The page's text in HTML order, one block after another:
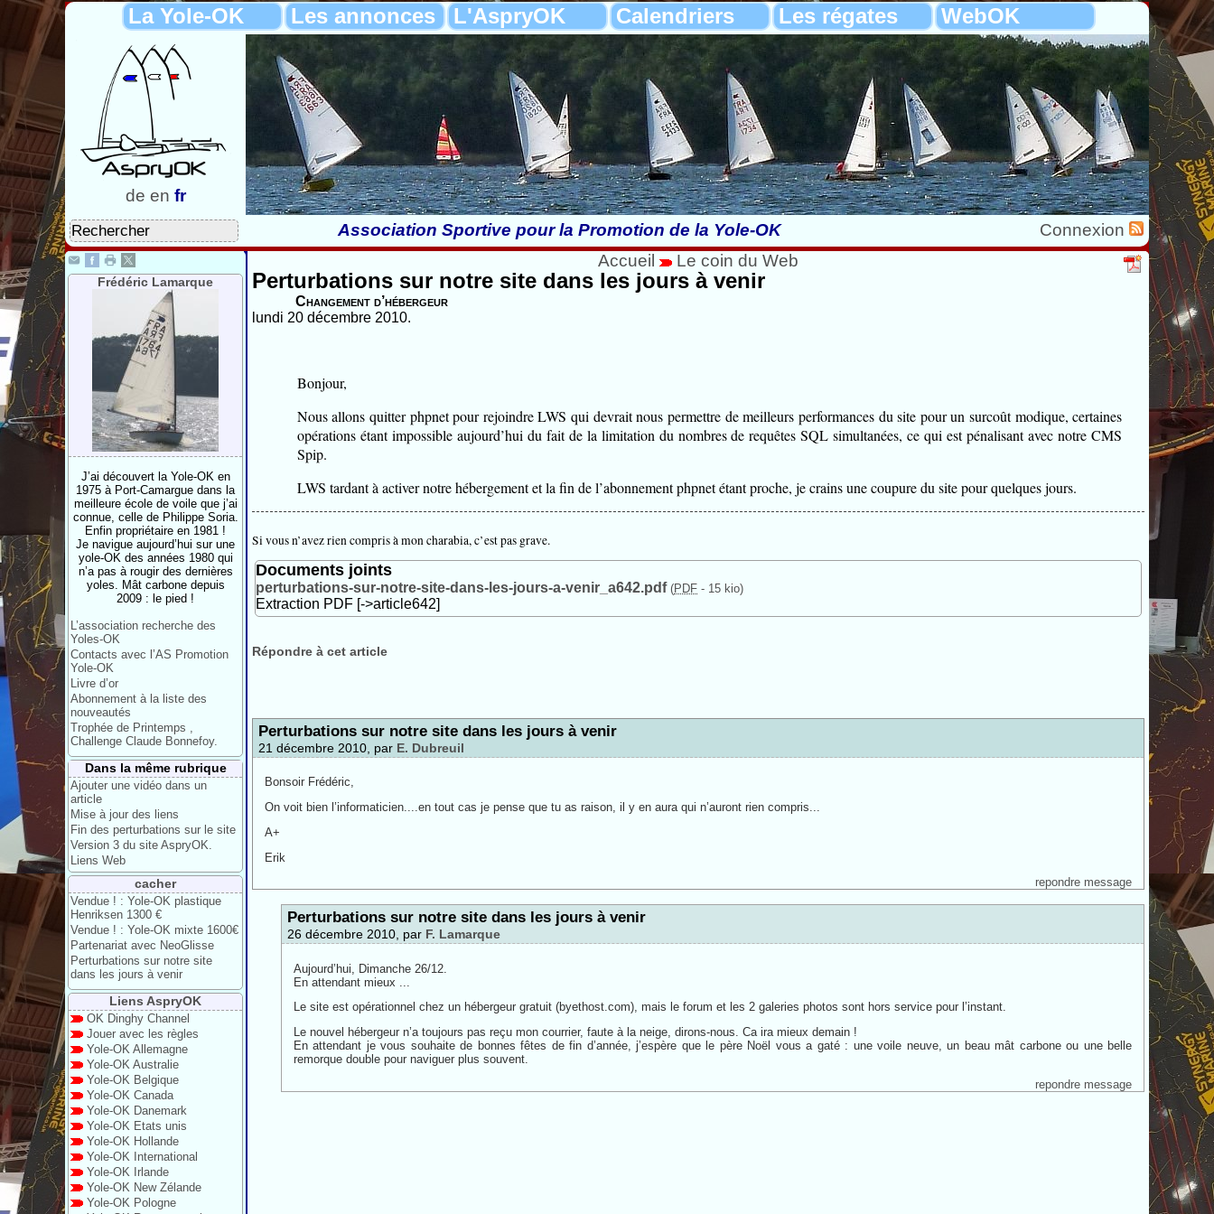
La Yole-OK Les annonces L'AspryOK Calendriers Les régates WebOK
de en fr
Association Sportive pour la Promotion de la Yole-OK
Connexion
Frédéric Lamarque
J’ai découvert la Yole-OK en
1975 à Port-Camargue dans la
meilleure école de voile que j’ai
connue, celle de Philippe Soria.
Enfin propriétaire en 1981 !
Je navigue aujourd’hui sur une
yole-OK des années 1980 qui
n’a pas à rougir des dernières
yoles. Mât carbone depuis
2009 : le pied !
L’association recherche des
Yoles-OK
Contacts avec l’AS Promotion
Yole-OK
Livre d’or
Abonnement à la liste des
nouveautés
Trophée de Printemps ,
Challenge Claude Bonnefoy.
Dans la même rubrique
Ajouter une vidéo dans un
article
Mise à jour des liens
Fin des perturbations sur le site
Version 3 du site AspryOK.
Liens Web
cacher
Vendue ! : Yole-OK plastique
Henriksen 1300 €
Vendue ! : Yole-OK mixte 1600€
Partenariat avec NeoGlisse
Perturbations sur notre site
dans les jours à venir
Liens AspryOK
OK Dinghy Channel
Jouer avec les règles
Yole-OK Allemagne
Yole-OK Australie
Yole-OK Belgique
Yole-OK Canada
Yole-OK Danemark
Yole-OK Etats unis
Yole-OK Hollande
Yole-OK International
Yole-OK Irlande
Yole-OK New Zélande
Yole-OK Pologne
Accueil Le coin du Web
Perturbations sur notre site dans les jours à venir
Changement d’hébergeur
lundi 20 décembre 2010.
Bonjour,
Nous allons quitter phpnet pour rejoindre LWS qui devrait nous permettre de meilleurs performances du site pour un surcoût modique, certaines
opérations étant impossible aujourd’hui du fait de la limitation du nombres de requêtes SQL simultanées, ce qui est pénalisant avec notre CMS
Spip.
LWS tardant à activer notre hébergement et la fin de l’abonnement phpnet étant proche, je crains une coupure du site pour quelques jours.
Si vous n’avez rien compris à mon charabia, c’est pas grave.
Documents joints
perturbations-sur-notre-site-dans-les-jours-a-venir_a642.pdf (PDF - 15 kio)
Extraction PDF [->article642]
Répondre à cet article
Perturbations sur notre site dans les jours à venir
21 décembre 2010, par E. Dubreuil
Bonsoir Frédéric,
On voit bien l’informaticien....en tout cas je pense que tu as raison, il y en aura qui n’auront rien compris...
A+
Erik
repondre message
Perturbations sur notre site dans les jours à venir
26 décembre 2010, par F. Lamarque
Aujourd’hui, Dimanche 26/12.
En attendant mieux ...
Le site est opérationnel chez un hébergeur gratuit (byethost.com), mais le forum et les 2 galeries photos sont hors service pour l’instant.
Le nouvel hébergeur n’a toujours pas reçu mon courrier, faute à la neige, dirons-nous. Ca ira mieux demain !
En attendant je vous souhaite de bonnes fêtes de fin d’année, j’espère que le père Noël vous a gaté : une voile neuve, un beau mât carbone ou une belle
remorque double pour naviguer plus souvent.
repondre message